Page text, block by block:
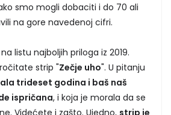
smo mogli dobaciti i do 70 ali
na gore navedenoj cifri.
listu najboljih priloga iz 2019.
strip "Zečje uho". U pitanju
trideset godina i baš naš
ispričana, i koja je morala da se
Videćete i zašto. Ujedno, strip je